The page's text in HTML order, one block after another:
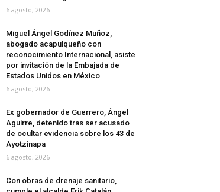
6 agosto, 2026
Miguel Ángel Godínez Muñoz,
abogado acapulqueño con
reconocimiento Internacional, asiste
por invitación de la Embajada de
Estados Unidos en México
6 agosto, 2026
Ex gobernador de Guerrero, Ángel
Aguirre, detenido tras ser acusado
de ocultar evidencia sobre los 43 de
Ayotzinapa
6 agosto, 2026
Con obras de drenaje sanitario,